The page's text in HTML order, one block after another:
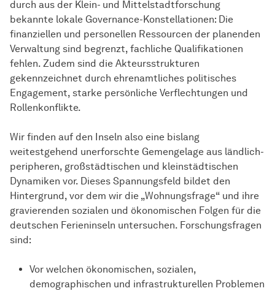
durch aus der Klein- und Mittelstadtforschung
bekannte lokale Governance-Konstellationen: Die
finanziellen und personellen Ressourcen der planenden
Verwaltung sind begrenzt, fachliche Qualifikationen
fehlen. Zudem sind die Akteursstrukturen
gekennzeichnet durch ehrenamtliches politisches
Engagement, starke persönliche Verflechtungen und
Rollenkonflikte.
Wir finden auf den Inseln also eine bislang
weitestgehend unerforschte Gemengelage aus ländlich-
peripheren, großstädtischen und kleinstädtischen
Dynamiken vor. Dieses Spannungsfeld bildet den
Hintergrund, vor dem wir die „Wohnungsfrage“ und ihre
gravierenden sozialen und ökonomischen Folgen für die
deutschen Ferieninseln untersuchen. Forschungsfragen
sind:
Vor welchen ökonomischen, sozialen,
demographischen und infrastrukturellen Problemen